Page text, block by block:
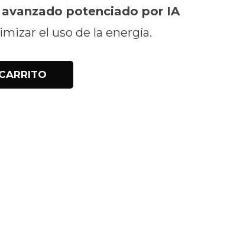
potenciado por IA
el uso de la energía.